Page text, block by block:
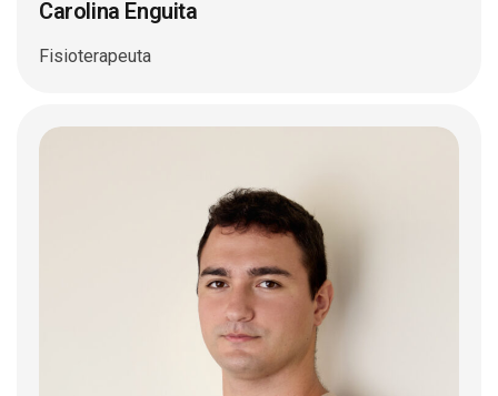
Carolina Enguita
Fisioterapeuta